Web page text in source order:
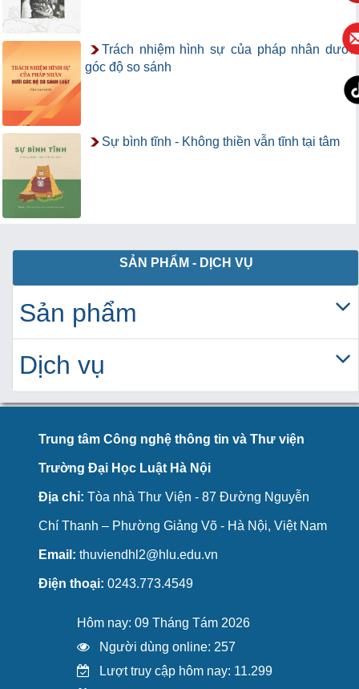
Trách nhiệm hình sự của pháp nhân dưới
góc độ so sánh
Sự bình tĩnh - Không thiền vẫn tĩnh tại tâm
SẢN PHẨM - DỊCH VỤ
Sản phẩm
Dịch vụ
Trung tâm Công nghệ thông tin và Thư viện
Trường Đại Học Luật Hà Nội
Địa chỉ: Tòa nhà Thư Viện - 87 Đường Nguyễn
Chí Thanh – Phường Giảng Võ - Hà Nội, Việt Nam
Email: thuviendhl2@hlu.edu.vn
Điện thoại: 0243.773.4549
Hôm nay: 09 Tháng Tám 2026
Người dùng online: 257
Lượt truy cập hôm nay: 11.299